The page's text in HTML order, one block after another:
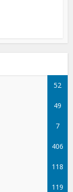
52
49
7
406
118
119